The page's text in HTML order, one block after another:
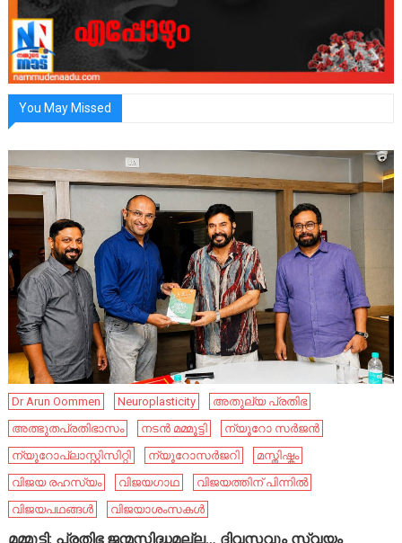
You May Missed
Dr Arun Oommen Neuroplasticity
അതുല്യ പ്രതിഭ
അത്ഭുതപ്രതിഭാസം
നടൻ മമ്മൂട്ടി
ന്യൂറോ സർജൻ
ന്യൂറോപ്ലാസ്റ്റിസിറ്റി
ന്യൂറോസർജറി
മസ്തിഷ്കം
വിജയ രഹസ്യം
വിജയഗാഥ
വിജയത്തിന് പിന്നിൽ
വിജയപഥങ്ങൾ
വിജയാശംസകൾ
മമ്മൂട്ടി: പ്രതിഭ ജന്മസിദ്ധമല്ല… ദിവസവും സ്വയം